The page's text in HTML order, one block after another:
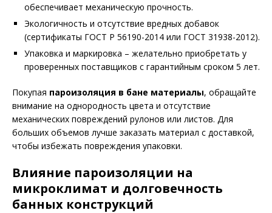
обеспечивает механическую прочность.
Экологичность и отсутствие вредных добавок
(сертификаты ГОСТ Р 56190-2014 или ГОСТ 31938-2012).
Упаковка и маркировка – желательно приобретать у
проверенных поставщиков с гарантийным сроком 5 лет.
Покупая пароизоляция в бане материалы, обращайте
внимание на однородность цвета и отсутствие
механических повреждений рулонов или листов. Для
больших объемов лучше заказать материал с доставкой,
чтобы избежать повреждения упаковки.
Влияние пароизоляции на
микроклимат и долговечность
банных конструкций